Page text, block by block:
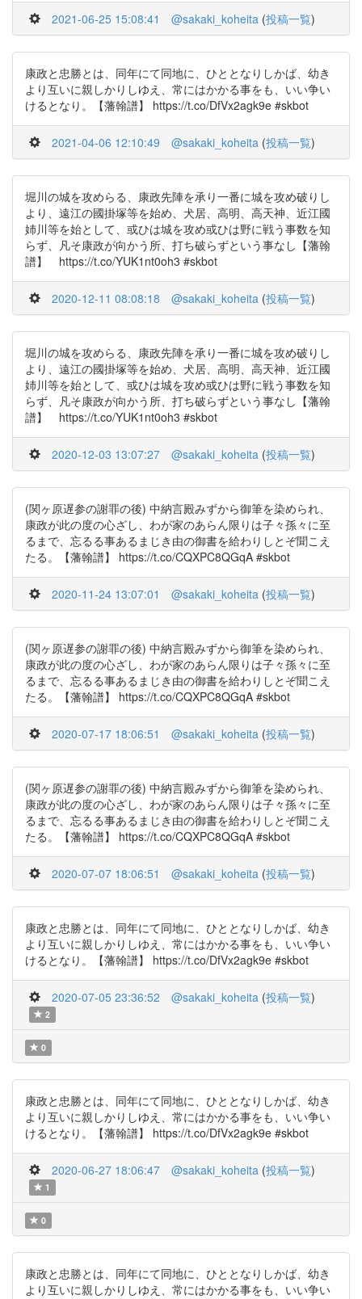
2021-06-25 15:08:41 @sakaki_koheita (投稿一覧)
康政と忠勝とは、同年にて同地に、ひととなりしかば、幼き
より互いに親しかりしゆえ、常にはかかる事をも、いい争い
けるとなり。【藩翰譜】 https://t.co/DfVx2agk9e #skbot
2021-04-06 12:10:49 @sakaki_koheita (投稿一覧)
堀川の城を攻めらる、康政先陣を承り一番に城を攻め破りし
より、遠江の國掛塚等を始め、犬居、高明、高天神、近江國
姉川等を始として、或ひは城を攻め或ひは野に戦う事数を知
らず、凡そ康政が向かう所、打ち破らずという事なし【藩翰
譜】 https://t.co/YUK1nt0oh3 #skbot
2020-12-11 08:08:18 @sakaki_koheita (投稿一覧)
堀川の城を攻めらる、康政先陣を承り一番に城を攻め破りし
より、遠江の國掛塚等を始め、犬居、高明、高天神、近江國
姉川等を始として、或ひは城を攻め或ひは野に戦う事数を知
らず、凡そ康政が向かう所、打ち破らずという事なし【藩翰
譜】 https://t.co/YUK1nt0oh3 #skbot
2020-12-03 13:07:27 @sakaki_koheita (投稿一覧)
(関ヶ原遅参の謝罪の後) 中納言殿みずから御筆を染められ、
康政が此の度の心ざし、わが家のあらん限りは子々孫々に至
るまで、忘るる事あるまじき由の御書を給わりしとぞ聞こえ
たる。【藩翰譜】 https://t.co/CQXPC8QGqA #skbot
2020-11-24 13:07:01 @sakaki_koheita (投稿一覧)
(関ヶ原遅参の謝罪の後) 中納言殿みずから御筆を染められ、
康政が此の度の心ざし、わが家のあらん限りは子々孫々に至
るまで、忘るる事あるまじき由の御書を給わりしとぞ聞こえ
たる。【藩翰譜】 https://t.co/CQXPC8QGqA #skbot
2020-07-17 18:06:51 @sakaki_koheita (投稿一覧)
(関ヶ原遅参の謝罪の後) 中納言殿みずから御筆を染められ、
康政が此の度の心ざし、わが家のあらん限りは子々孫々に至
るまで、忘るる事あるまじき由の御書を給わりしとぞ聞こえ
たる。【藩翰譜】 https://t.co/CQXPC8QGqA #skbot
2020-07-07 18:06:51 @sakaki_koheita (投稿一覧)
康政と忠勝とは、同年にて同地に、ひととなりしかば、幼き
より互いに親しかりしゆえ、常にはかかる事をも、いい争い
けるとなり。【藩翰譜】 https://t.co/DfVx2agk9e #skbot
2020-07-05 23:36:52 @sakaki_koheita (投稿一覧)
2
0
康政と忠勝とは、同年にて同地に、ひととなりしかば、幼き
より互いに親しかりしゆえ、常にはかかる事をも、いい争い
けるとなり。【藩翰譜】 https://t.co/DfVx2agk9e #skbot
2020-06-27 18:06:47 @sakaki_koheita (投稿一覧)
1
0
康政と忠勝とは、同年にて同地に、ひととなりしかば、幼き
より互いに親しかりしゆえ、常にはかかる事をも、いい争い